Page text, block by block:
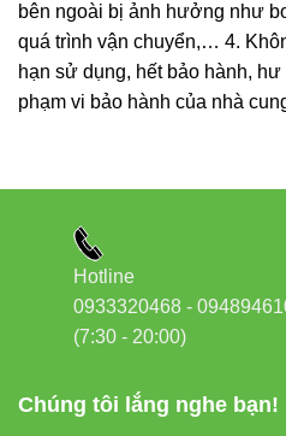
bên ngoài bị ảnh hưởng như
quá trình vận chuyển,… 4.
hạn sử dụng, hết bảo hành,
phạm vi bảo hành của nhà
Chúng tôi lắng nghe bạn!
Hotline
0933320468 -
(7:30 - 20:00)